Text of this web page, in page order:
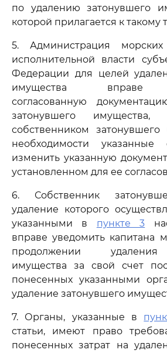
по удалению затонувшего
которой прилагается к такому
5. Администрация
исполнительной власти
Федерации для целей
имущества вправе
согласованную
затонувшего имущества,
собственником
необходимости указанные
изменить указанную
установленном для ее
6. Собственник
удаление которого
указанными в пункте 3
вправе уведомить капитана
продолжении удаления
имущества за свой счет
понесенных указанными
удаление затонувшего
7. Органы, указанные в
статьи, имеют право
понесенных затрат на